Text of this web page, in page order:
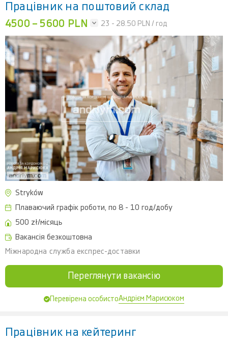
Працівник на поштовий склад
4500 – 5600 PLN 23 - 28.50 PLN / год
Stryków
Плаваючий графік роботи, по 8 - 10 год/добу
500 zł/місяць
Вакансія безкоштовна
Міжнародна служба експрес-доставки
Переглянути вакансію
Перевірена особистоАндрієм Марисюком
Працівник на кейтеринг